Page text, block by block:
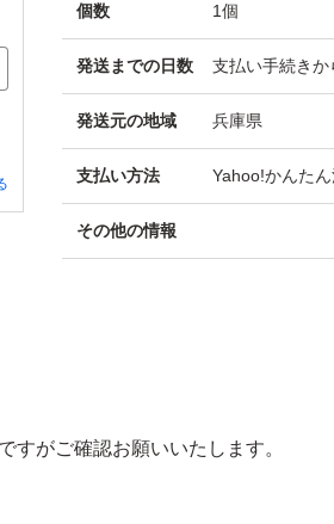
個数 1個
発送までの日数 支払い手続き
発送元の地域 兵庫県
支払い方法 Yahoo!かんた
その他の情報